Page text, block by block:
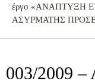
έργο «ΑΝΑΠΤΥΞΗ
ΑΣΥΡΜΑΤΗΣ
003/2009 –